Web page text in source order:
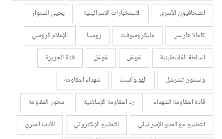
الصحافيون الأسرى
الاستخبارات الإسرائيلية
يحيى السنوار
كامالا هاريس
مايكروسوفت روسيا
الإعلام الروسي
السلطة الفلسطينية
غوغل غوغل
قناة الجزيرة
ونستون تشرشل
الهولوكست
شهداء المقاومة
قادة المقاومة الشهداء
رد المقاومة الإسلامية
محور المقاومة
التطبيع مع العدو الإسرائيلي
التطبيع الإلكتروني
الأدب العبري